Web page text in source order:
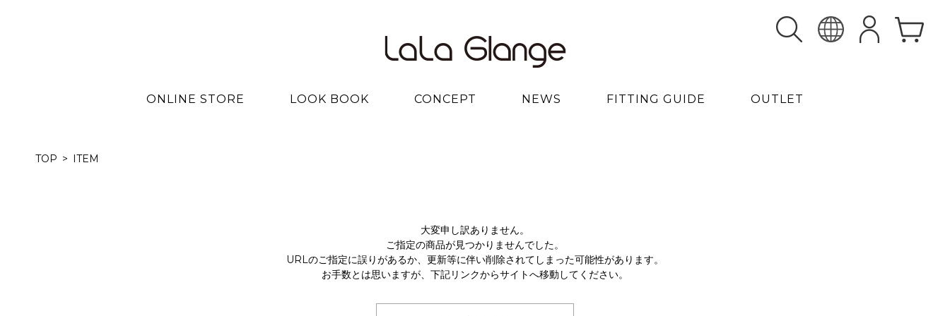
ONLINE STORE LOOK BOOK CONCEPT NEWS FITTING GUIDE OUTLET
TOP ITEM
大変申し訳ありません。
ご指定の商品が見つかりませんでした。
URLのご指定に誤りがあるか、更新等に伴い削除されてしまった可能性があります。
お手数とは思いますが、下記リンクからサイトへ移動してください。